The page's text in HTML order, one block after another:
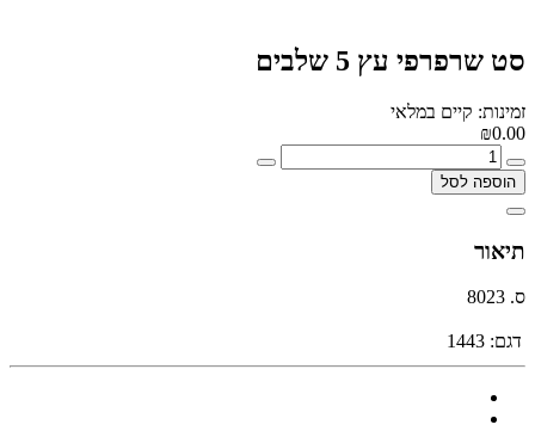
סט שרפרפי עץ 5 שלבים
זמינות: קיים במלאי
₪0.00
הוספה לסל
תיאור
ס. 8023
דגם: 1443